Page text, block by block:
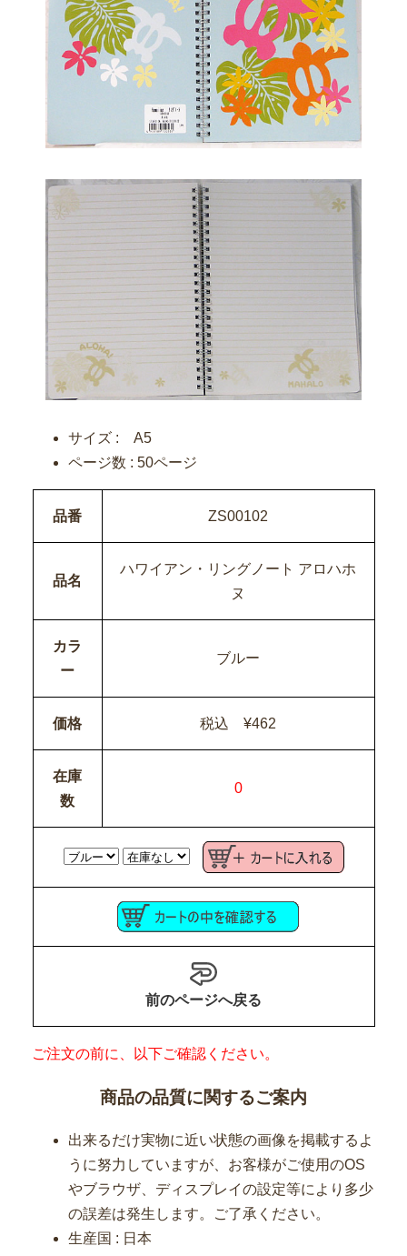
サイズ : A5
ページ数 : 50ページ
品番 ZS00102
品名
ハワイアン・リングノート アロハホ
ヌ
カラ
ー
ブルー
価格 税込 ¥462
在庫
数
0
前のページへ戻る
ご注文の前に、以下ご確認ください。
商品の品質に関するご案内
出来るだけ実物に近い状態の画像を掲載するよ
うに努力していますが、お客様がご使用のOS
やブラウザ、ディスプレイの設定等により多少
の誤差は発生します。ご了承ください。
生産国 : 日本